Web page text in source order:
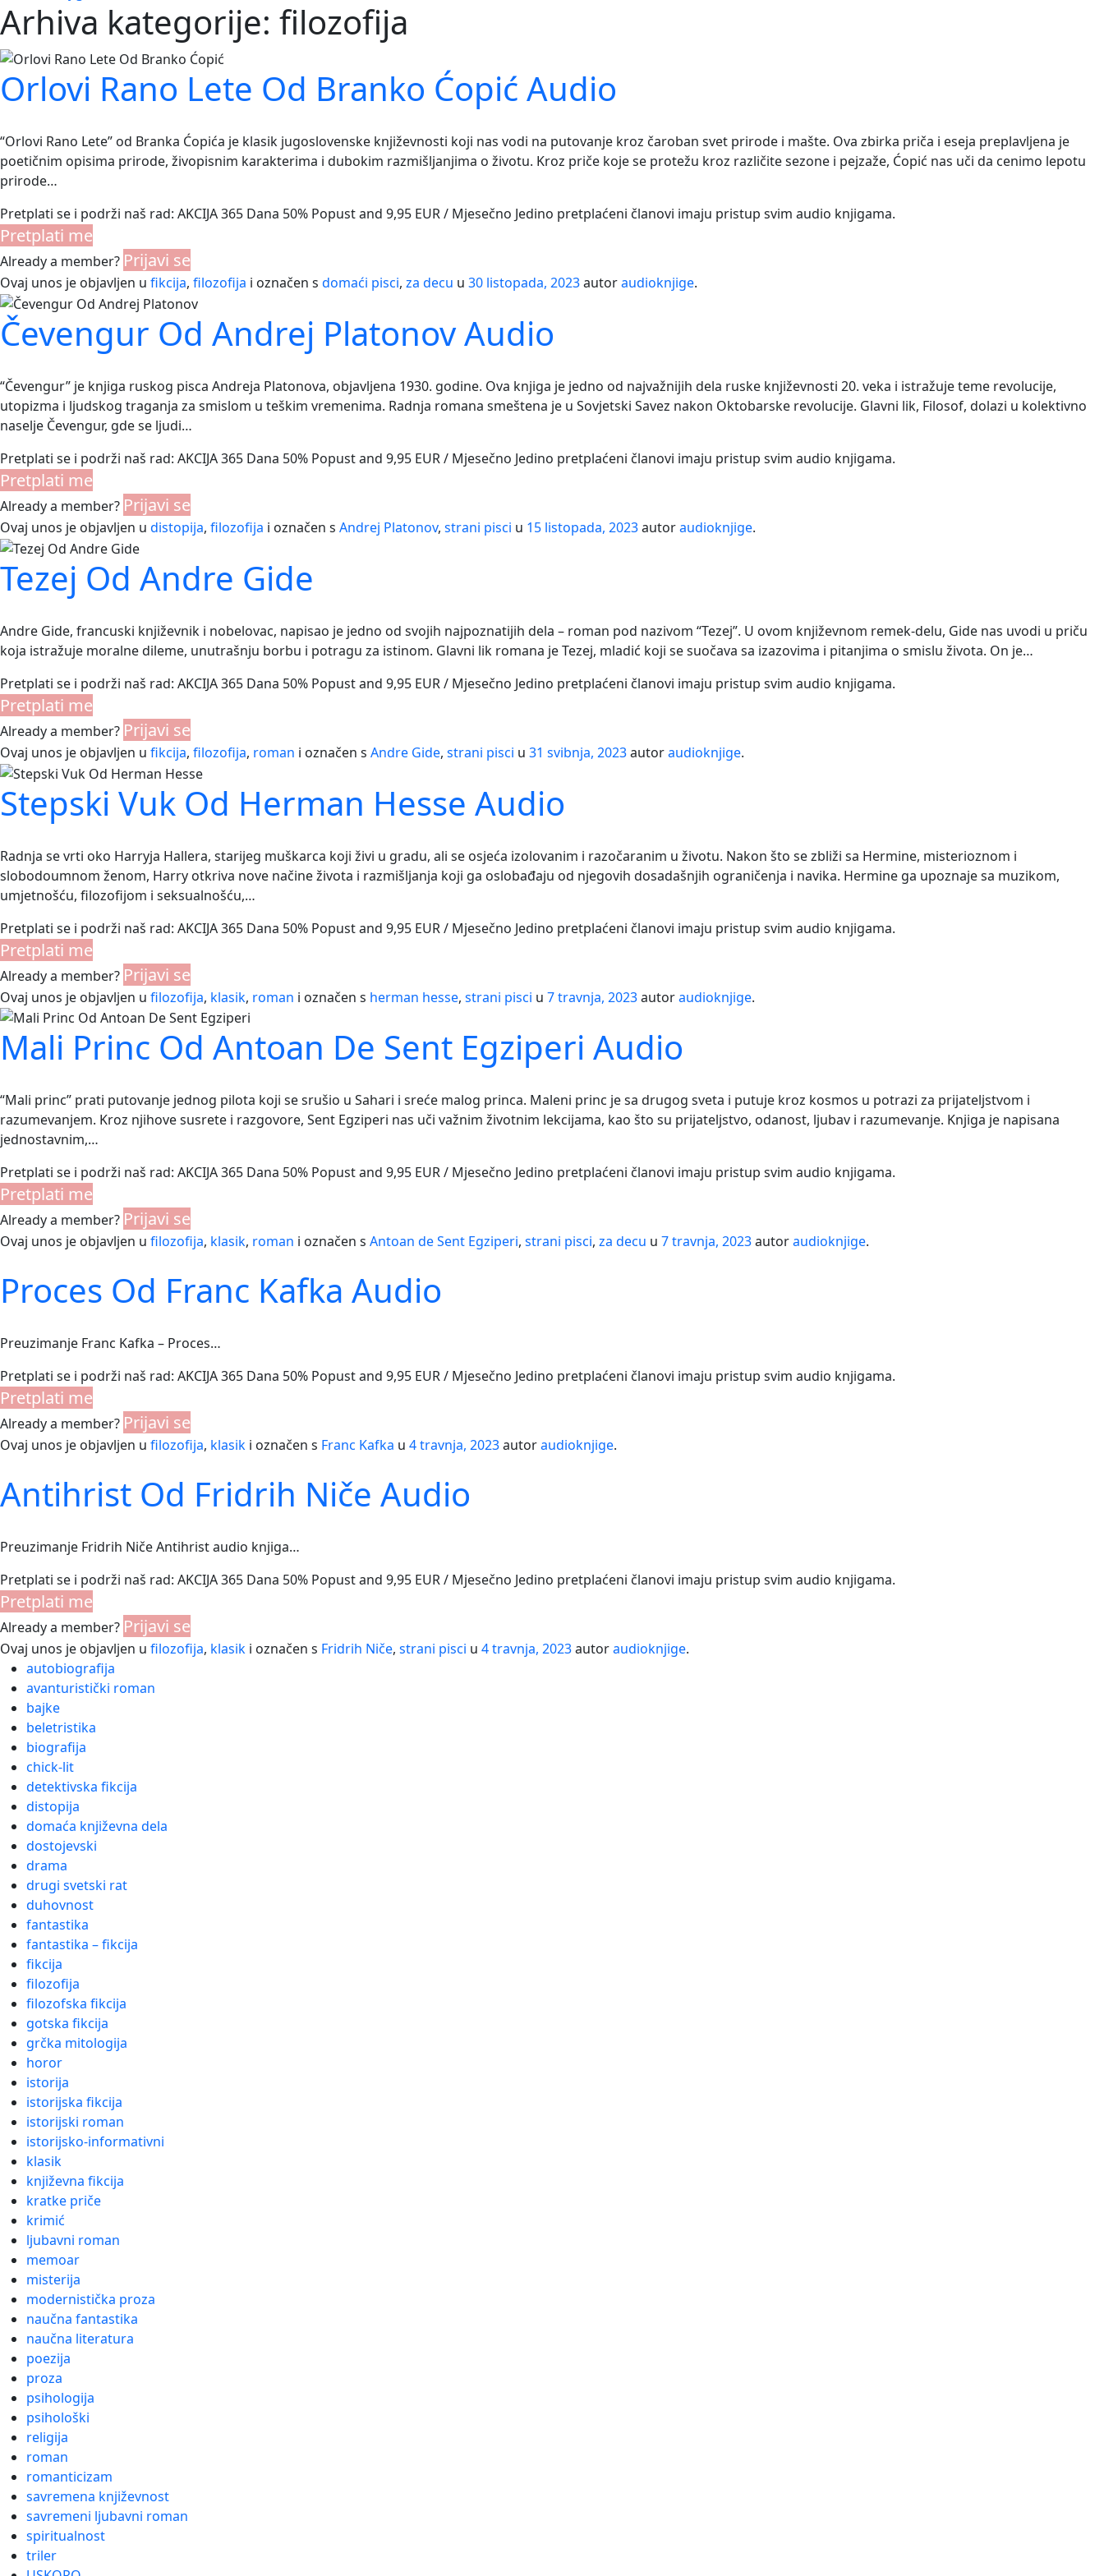
Arhiva kategorije: filozofija
Orlovi Rano Lete Od Branko Ćopić Audio
“Orlovi Rano Lete” od Branka Ćopića je klasik jugoslovenske književnosti koji nas vodi na putovanje kroz čaroban svet prirode i mašte. Ova zbirka priča i eseja preplavljena je
poetičnim opisima prirode, živopisnim karakterima i dubokim razmišljanjima o životu. Kroz priče koje se protežu kroz različite sezone i pejzaže, Ćopić nas uči da cenimo lepotu
prirode…
Pretplati se i podrži naš rad: AKCIJA 365 Dana 50% Popust and 9,95 EUR / Mjesečno Jedino pretplaćeni članovi imaju pristup svim audio knjigama.
Pretplati me
Already a member? Prijavi se
Ovaj unos je objavljen u fikcija, filozofija i označen s domaći pisci, za decu u 30 listopada, 2023autoraudioknjige.
Čevengur Od Andrej Platonov Audio
“Čevengur” je knjiga ruskog pisca Andreja Platonova, objavljena 1930. godine. Ova knjiga je jedno od najvažnijih dela ruske književnosti 20. veka i istražuje teme revolucije,
utopizma i ljudskog traganja za smislom u teškim vremenima. Radnja romana smeštena je u Sovjetski Savez nakon Oktobarske revolucije. Glavni lik, Filosof, dolazi u kolektivno
naselje Čevengur, gde se ljudi…
Pretplati se i podrži naš rad: AKCIJA 365 Dana 50% Popust and 9,95 EUR / Mjesečno Jedino pretplaćeni članovi imaju pristup svim audio knjigama.
Pretplati me
Already a member? Prijavi se
Ovaj unos je objavljen u distopija, filozofija i označen s Andrej Platonov, strani pisci u 15 listopada, 2023autoraudioknjige.
Tezej Od Andre Gide
Andre Gide, francuski književnik i nobelovac, napisao je jedno od svojih najpoznatijih dela – roman pod nazivom “Tezej”. U ovom književnom remek-delu, Gide nas uvodi u priču
koja istražuje moralne dileme, unutrašnju borbu i potragu za istinom. Glavni lik romana je Tezej, mladić koji se suočava sa izazovima i pitanjima o smislu života. On je…
Pretplati se i podrži naš rad: AKCIJA 365 Dana 50% Popust and 9,95 EUR / Mjesečno Jedino pretplaćeni članovi imaju pristup svim audio knjigama.
Pretplati me
Already a member? Prijavi se
Ovaj unos je objavljen u fikcija, filozofija, roman i označen s Andre Gide, strani pisci u 31 svibnja, 2023autoraudioknjige.
Stepski Vuk Od Herman Hesse Audio
Radnja se vrti oko Harryja Hallera, starijeg muškarca koji živi u gradu, ali se osjeća izolovanim i razočaranim u životu. Nakon što se zbliži sa Hermine, misterioznom i
slobodoumnom ženom, Harry otkriva nove načine života i razmišljanja koji ga oslobađaju od njegovih dosadašnjih ograničenja i navika. Hermine ga upoznaje sa muzikom,
umjetnošću, filozofijom i seksualnošću,…
Pretplati se i podrži naš rad: AKCIJA 365 Dana 50% Popust and 9,95 EUR / Mjesečno Jedino pretplaćeni članovi imaju pristup svim audio knjigama.
Pretplati me
Already a member? Prijavi se
Ovaj unos je objavljen u filozofija, klasik, roman i označen s herman hesse, strani pisci u 7 travnja, 2023autoraudioknjige.
Mali Princ Od Antoan De Sent Egziperi Audio
“Mali princ” prati putovanje jednog pilota koji se srušio u Sahari i sreće malog princa. Maleni princ je sa drugog sveta i putuje kroz kosmos u potrazi za prijateljstvom i
razumevanjem. Kroz njihove susrete i razgovore, Sent Egziperi nas uči važnim životnim lekcijama, kao što su prijateljstvo, odanost, ljubav i razumevanje. Knjiga je napisana
jednostavnim,…
Pretplati se i podrži naš rad: AKCIJA 365 Dana 50% Popust and 9,95 EUR / Mjesečno Jedino pretplaćeni članovi imaju pristup svim audio knjigama.
Pretplati me
Already a member? Prijavi se
Ovaj unos je objavljen u filozofija, klasik, roman i označen s Antoan de Sent Egziperi, strani pisci, za decu u 7 travnja, 2023autoraudioknjige.
Proces Od Franc Kafka Audio
Preuzimanje Franc Kafka – Proces…
Pretplati se i podrži naš rad: AKCIJA 365 Dana 50% Popust and 9,95 EUR / Mjesečno Jedino pretplaćeni članovi imaju pristup svim audio knjigama.
Pretplati me
Already a member? Prijavi se
Ovaj unos je objavljen u filozofija, klasik i označen s Franc Kafka u 4 travnja, 2023autoraudioknjige.
Antihrist Od Fridrih Niče Audio
Preuzimanje Fridrih Niče Antihrist audio knjiga…
Pretplati se i podrži naš rad: AKCIJA 365 Dana 50% Popust and 9,95 EUR / Mjesečno Jedino pretplaćeni članovi imaju pristup svim audio knjigama.
Pretplati me
Already a member? Prijavi se
Ovaj unos je objavljen u filozofija, klasik i označen s Fridrih Niče, strani pisci u 4 travnja, 2023autoraudioknjige.
autobiografija
avanturistički roman
bajke
beletristika
biografija
chick-lit
detektivska fikcija
distopija
domaća književna dela
dostojevski
drama
drugi svetski rat
duhovnost
fantastika
fantastika – fikcija
fikcija
filozofija
filozofska fikcija
gotska fikcija
grčka mitologija
horor
istorija
istorijska fikcija
istorijski roman
istorijsko-informativni
klasik
književna fikcija
kratke priče
krimić
ljubavni roman
memoar
misterija
modernistička proza
naučna fantastika
naučna literatura
poezija
proza
psihologija
psihološki
religija
roman
romanticizam
savremena književnost
savremeni ljubavni roman
spiritualnost
triler